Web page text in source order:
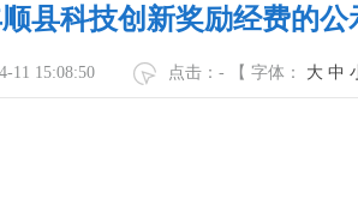
县科技创新奖励经费的公
11 15:08:50 点击： - 【 字体： 大 中